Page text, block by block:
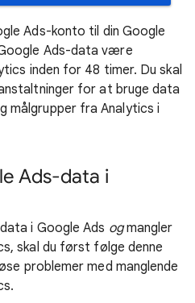
Ads-konto til din Google
Ads-data være
inden for 48 timer. Du skal
for at bruge data
målgrupper fra Analytics i
Ads-data i
i Google Ads ogmangler
skal du først følge denne
problemer med manglende